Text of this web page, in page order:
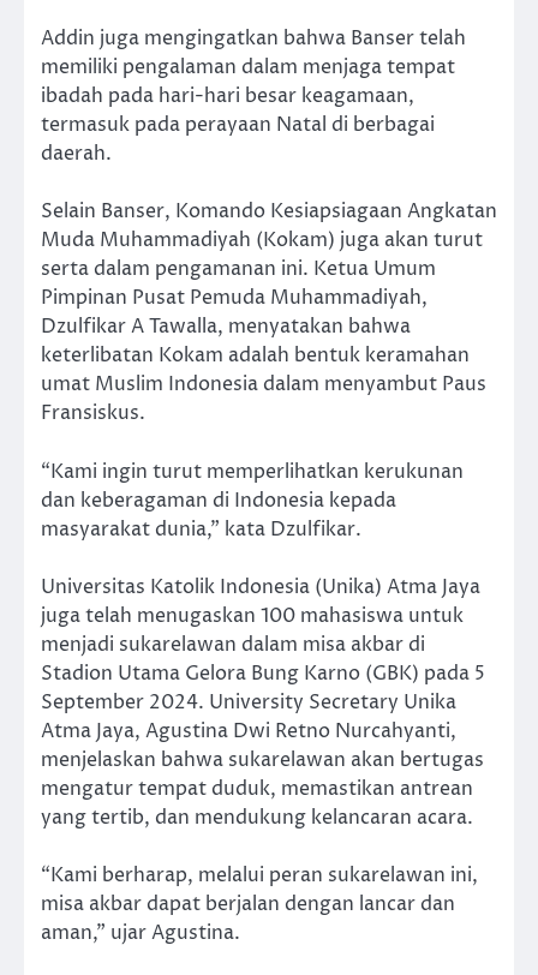
Addin juga mengingatkan bahwa Banser telah
memiliki pengalaman dalam menjaga tempat
ibadah pada hari-hari besar keagamaan,
termasuk pada perayaan Natal di berbagai
daerah.
Selain Banser, Komando Kesiapsiagaan Angkatan
Muda Muhammadiyah (Kokam) juga akan turut
serta dalam pengamanan ini. Ketua Umum
Pimpinan Pusat Pemuda Muhammadiyah,
Dzulfikar A Tawalla, menyatakan bahwa
keterlibatan Kokam adalah bentuk keramahan
umat Muslim Indonesia dalam menyambut Paus
Fransiskus.
“Kami ingin turut memperlihatkan kerukunan
dan keberagaman di Indonesia kepada
masyarakat dunia,” kata Dzulfikar.
Universitas Katolik Indonesia (Unika) Atma Jaya
juga telah menugaskan 100 mahasiswa untuk
menjadi sukarelawan dalam misa akbar di
Stadion Utama Gelora Bung Karno (GBK) pada 5
September 2024. University Secretary Unika
Atma Jaya, Agustina Dwi Retno Nurcahyanti,
menjelaskan bahwa sukarelawan akan bertugas
mengatur tempat duduk, memastikan antrean
yang tertib, dan mendukung kelancaran acara.
“Kami berharap, melalui peran sukarelawan ini,
misa akbar dapat berjalan dengan lancar dan
aman,” ujar Agustina.